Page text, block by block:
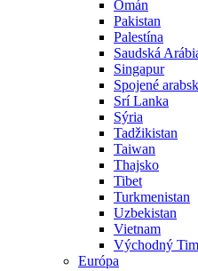
Omán
Pakistan
Palestína
Saudská
Singapur
Spojené
Srí Lanka
Sýria
Tadžikistan
Taiwan
Thajsko
Tibet
Turkmenistan
Uzbekistan
Vietnam
Východný
Európa